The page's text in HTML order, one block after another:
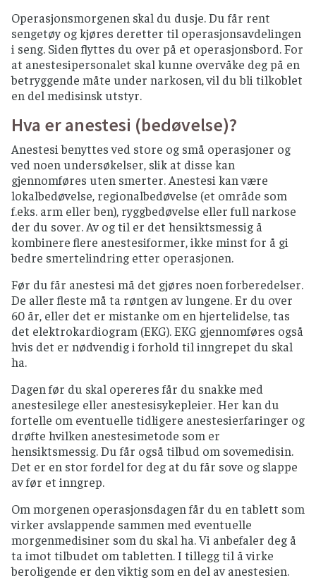
Operasjonsmorgenen skal du dusje. Du får rent
sengetøy og kjøres deretter til operasjonsavdelingen
i seng. Siden flyttes du over på et operasjonsbord. For
at anestesipersonalet skal kunne overvåke deg på en
betryggende måte under narkosen, vil du bli tilkoblet
en del medisinsk utstyr.
Hva er anestesi (bedøvelse)?
Anestesi benyttes ved store og små operasjoner og
ved noen undersøkelser, slik at disse kan
gjennomføres uten smerter. Anestesi kan være
lokalbedøvelse, regionalbedøvelse (et område som
f.eks. arm eller ben), ryggbedøvelse eller full narkose
der du sover. Av og til er det hensiktsmessig å
kombinere flere anestesiformer, ikke minst for å gi
bedre smertelindring etter operasjonen.
Før du får anestesi må det gjøres noen forberedelser.
De aller fleste må ta røntgen av lungene. Er du over
60 år, eller det er mistanke om en hjertelidelse, tas
det elektrokardiogram (EKG). EKG gjennomføres også
hvis det er nødvendig i forhold til inngrepet du skal
ha.
Dagen før du skal opereres får du snakke med
anestesilege eller anestesisykepleier. Her kan du
fortelle om eventuelle tidligere anestesierfaringer og
drøfte hvilken anestesimetode som er
hensiktsmessig. Du får også tilbud om sovemedisin.
Det er en stor fordel for deg at du får sove og slappe
av før et inngrep.
Om morgenen operasjonsdagen får du en tablett som
virker avslappende sammen med eventuelle
morgenmedisiner som du skal ha. Vi anbefaler deg å
ta imot tilbudet om tabletten. I tillegg til å virke
beroligende er den viktig som en del av anestesien.